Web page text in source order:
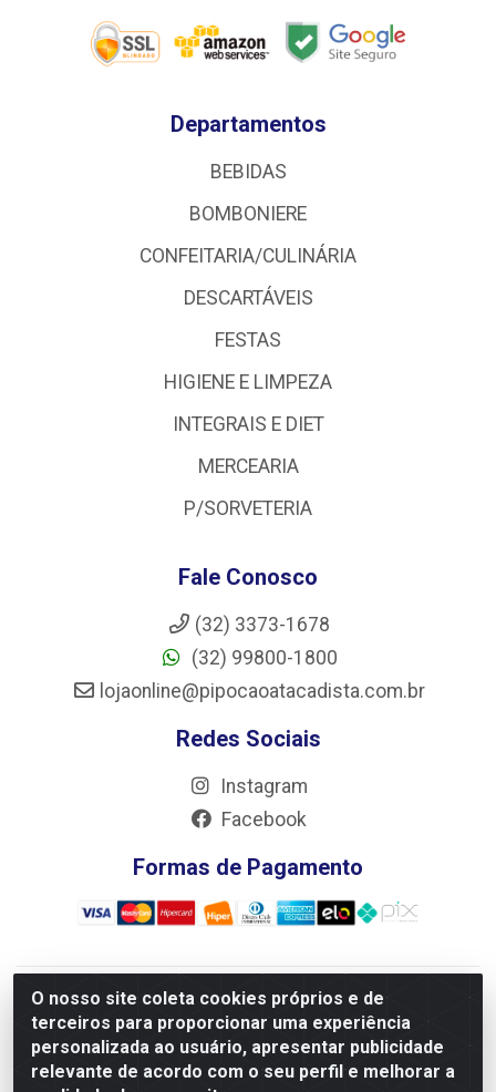
O nosso site coleta cookies próprios e de
terceiros para proporcionar uma experiência
personalizada ao usuário, apresentar publicidade
relevante de acordo com o seu perfil e melhorar a
Departamentos
BEBIDAS
BOMBONIERE
CONFEITARIA/CULINÁRIA
DESCARTÁVEIS
FESTAS
HIGIENE E LIMPEZA
INTEGRAIS E DIET
MERCEARIA
P/SORVETERIA
Fale Conosco
(32) 3373-1678
(32) 99800-1800
lojaonline@pipocaoatacadista.com.br
Redes Sociais
Instagram
Facebook
Formas de Pagamento
JRS Distribuição e Logística LTDA - Rua Antônio do
Sacramento Torga 70, Vila Nossa Senhora de Fatima - São
João Del Rei/MG - CEP 36305-334 - CNPJ 66.194.085/0001-
02